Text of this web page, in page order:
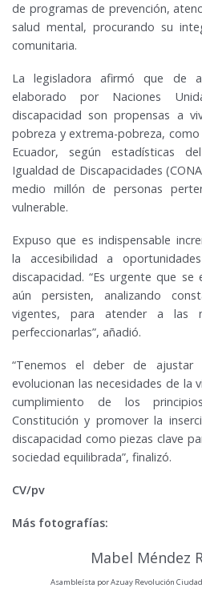
de programas de prevención,
salud mental, procurando su
comunitaria.
La legisladora afirmó que de
elaborado por Naciones
discapacidad son propensas a
pobreza y extrema-pobreza,
Ecuador, según estadísticas
Igualdad de Discapacidades
medio millón de personas
vulnerable.
Expuso que es indispensable
la accesibilidad a
discapacidad. “Es urgente que se
aún persisten, analizando
vigentes, para atender a las
perfeccionarlas”, añadió.
“Tenemos el deber de ajustar
evolucionan las necesidades de la
cumplimiento de los
Constitución y promover la
discapacidad como piezas clave
sociedad equilibrada”, finalizó.
CV/pv
Más fotografías:
Mabel Méndez
Asambleísta por Azuay Revolución